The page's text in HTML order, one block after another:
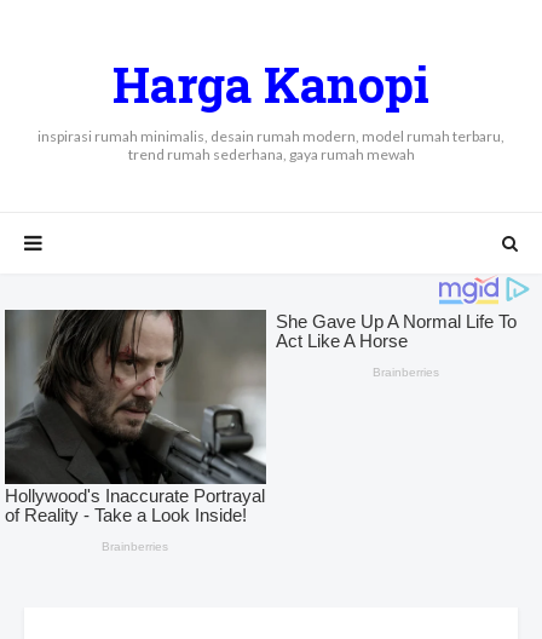
Harga Kanopi
inspirasi rumah minimalis, desain rumah modern, model rumah terbaru,
trend rumah sederhana, gaya rumah mewah